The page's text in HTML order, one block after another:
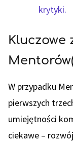
krytyki.
Kluczowe
W przypadku
pierwszych
umiejętności
ciekawe –